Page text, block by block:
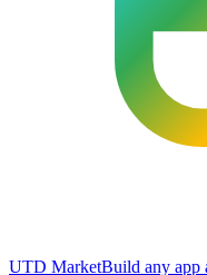
UTD MarketBuild any app